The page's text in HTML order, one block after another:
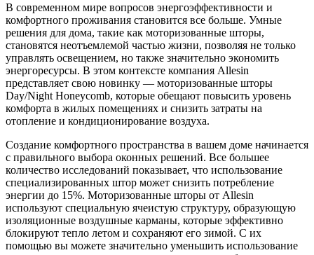
В современном мире вопросов энергоэффективности и
комфортного проживания становится все больше. Умные
решения для дома, такие как моторизованные шторы,
становятся неотъемлемой частью жизни, позволяя не только
управлять освещением, но также значительно экономить
энергоресурсы. В этом контексте компания Allesin
представляет свою новинку — моторизованные шторы
Day/Night Honeycomb, которые обещают повысить уровень
комфорта в жилых помещениях и снизить затраты на
отопление и кондиционирование воздуха.
Создание комфортного пространства в вашем доме начинается
с правильного выбора оконных решений. Все большее
количество исследований показывает, что использование
специализированных штор может снизить потребление
энергии до 15%. Моторизованные шторы от Allesin
используют специальную ячеистую структуру, образующую
изоляционные воздушные карманы, которые эффективно
блокируют тепло летом и сохраняют его зимой. С их
помощью вы можете значительно уменьшить использование